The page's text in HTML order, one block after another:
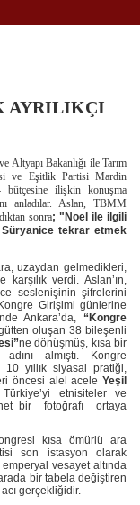
AYRILIKÇI
Altyapı Bakanlığı ile Tarım
ve Eşitlik Partisi Mardin
ilişkin konuşma
anladılar. Aslan, TBMM
sonra; "Noel ile ilgili
Süryanice tekrar etmek
uzaydan gelmedikleri,
verdi. Aslan’ın,
seslenişinin şifrelerini
Girişimi günlerine
Ankara’da, “Kongre
oluşan 38 bileşenli
ne dönüşmüş, kısa bir
adını almıştı. Kongre
yıllık siyasal pratiği,
öncesi alel acele Yeşil
etnisiteler ve
bir
fotoğrafı
ortaya
kısa ömürlü ara
son istasyon olarak
emperyal vesayet altında
bir tabela değiştiren
gerçekliğidir.